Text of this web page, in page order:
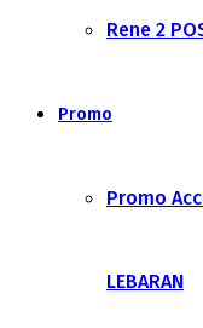
Rene 2
Promo
Promo
LEBARAN